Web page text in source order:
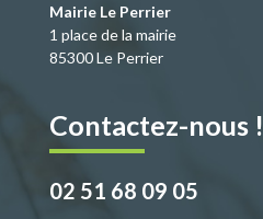
Mairie Le Perrier
1 place de la mairie
85300 Le Perrier
Contactez-nous !
02 51 68 09 05